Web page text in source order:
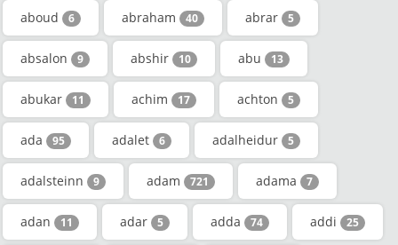
aboud 6 abraham 40 abrar 5
absalon 9 abshir 10 abu 13
abukar 11 achim 17 achton 5
ada 95 adalet 6 adalheidur 5
adalsteinn 9 adam 721 adama 7
adan 11 adar 5 adda 74 addi 25